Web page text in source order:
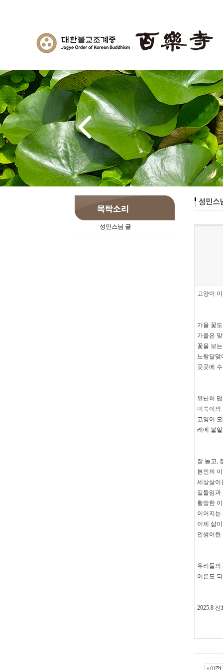
성민스님 글
고양이
가을 꽃
가을은
꽃을 보
노랑달맞
곳곳에
유난히
미숙이
고양이
래에 볼
잘 놀고,
본인의
세상살이
길들임과
황망한
이어지는
이제 삶
인생이란
우리들의
어른도
2025.8 선